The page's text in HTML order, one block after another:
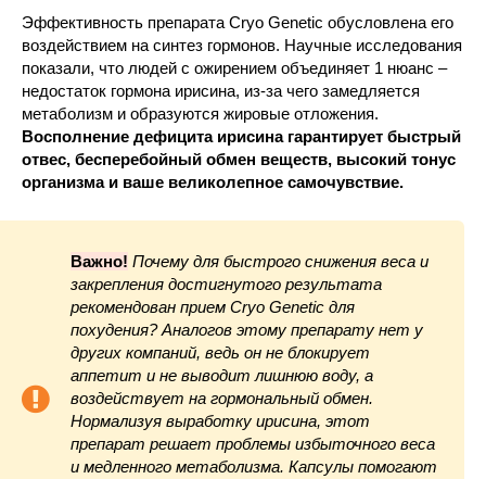
Эффективность препарата Cryo Genetic обусловлена его
воздействием на синтез гормонов. Научные исследования
показали, что людей с ожирением объединяет 1 нюанс –
недостаток гормона ирисина, из-за чего замедляется
метаболизм и образуются жировые отложения.
Восполнение дефицита ирисина гарантирует быстрый
отвес, бесперебойный обмен веществ, высокий тонус
организма и ваше великолепное самочувствие.
Важно! Почему для быстрого снижения веса и
закрепления достигнутого результата
рекомендован прием Cryo Genetic для
похудения? Аналогов этому препарату нет у
других компаний, ведь он не блокирует
аппетит и не выводит лишнюю воду, а
воздействует на гормональный обмен.
Нормализуя выработку ирисина, этот
препарат решает проблемы избыточного веса
и медленного метаболизма. Капсулы помогают